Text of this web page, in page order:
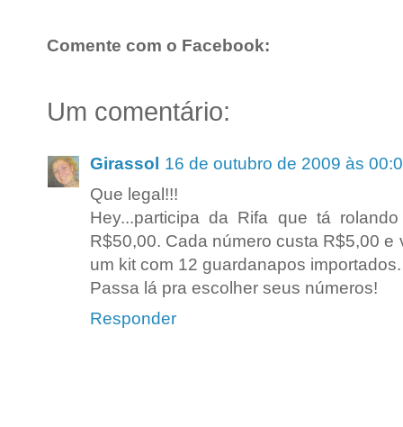
Comente com o Facebook:
Um comentário:
Girassol
16 de outubro de 2009 às
Que legal!!!
Hey...participa da Rifa que tá
R$50,00. Cada número custa R$5,00
um kit com 12 guardanapos importados.
Passa lá pra escolher seus números!
Responder